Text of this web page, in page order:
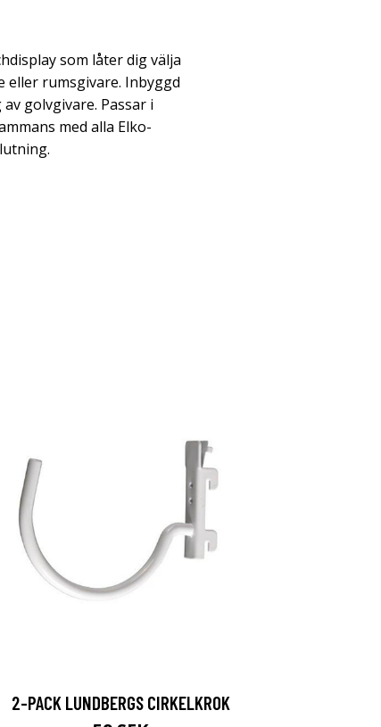
som låter dig välja
eller rumsgivare. Inbyggd
golvgivare. Passar i
med alla Elko-
2-PACK LUNDBERGS CIRKELKROK